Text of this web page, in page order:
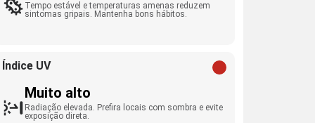
Tempo estável e temperaturas amenas reduzem
sintomas gripais. Mantenha bons hábitos.
Índice UV
Muito alto
Radiação elevada. Prefira locais com sombra e evite
exposição direta.